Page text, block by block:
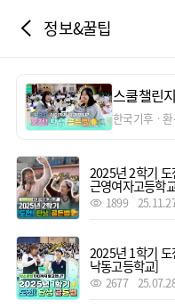
정보&꿀팁
스쿨챌린
한국기후ㆍ
2025년 2학기
근영여자고등학
1899
2025년 1학기
낙동고등학교]
2677